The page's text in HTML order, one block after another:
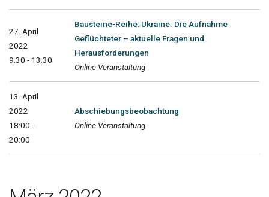
27. April
2022
9:30 - 13:30
Bausteine-Reihe: Ukraine. Die Aufnahme
Geflüchteter – aktuelle Fragen und
Herausforderungen
Online Veranstaltung
13. April
2022
18:00 -
20:00
Abschiebungsbeobachtung
Online Veranstaltung